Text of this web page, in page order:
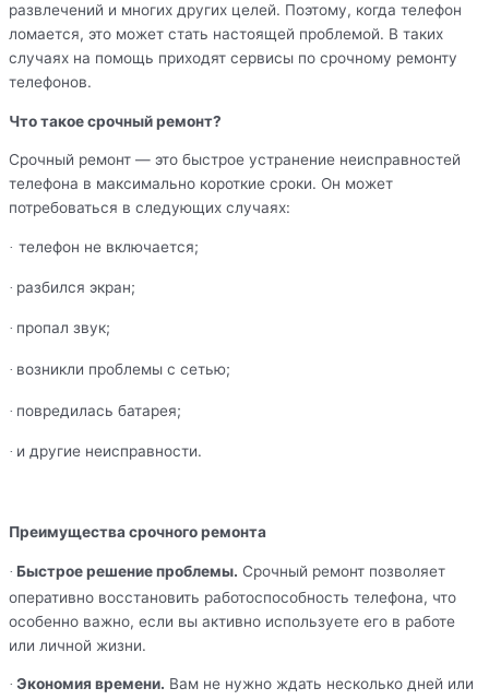
развлечений и многих других целей. Поэтому, когда телефон
ломается, это может стать настоящей проблемой. В таких
случаях на помощь приходят сервисы по срочному ремонту
телефонов.
Что такое срочный ремонт?
Срочный ремонт — это быстрое устранение неисправностей
телефона в максимально короткие сроки. Он может
потребоваться в следующих случаях:
телефон не включается;
разбился экран;
пропал звук;
возникли проблемы с сетью;
повредилась батарея;
и другие неисправности.
Преимущества срочного ремонта
Быстрое решение проблемы. Срочный ремонт позволяет
оперативно восстановить работоспособность телефона, что
особенно важно, если вы активно используете его в работе
или личной жизни.
Экономия времени. Вам не нужно ждать несколько дней или